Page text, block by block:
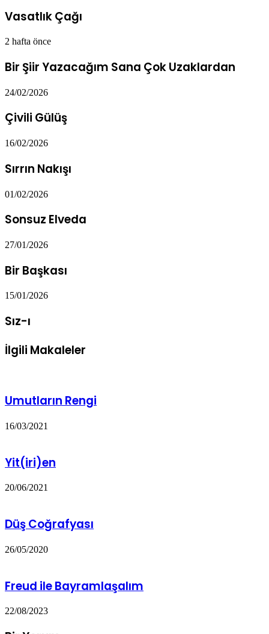
Vasatlık Çağı
2 hafta önce
Bir Şiir Yazacağım Sana Çok Uzaklardan
24/02/2026
Çivili Gülüş
16/02/2026
Sırrın Nakışı
01/02/2026
Sonsuz Elveda
27/01/2026
Bir Başkası
15/01/2026
Sız-ı
İlgili Makaleler
Umutların Rengi
16/03/2021
Yit(iri)en
20/06/2021
Düş Coğrafyası
26/05/2020
Freud ile Bayramlaşalım
22/08/2023